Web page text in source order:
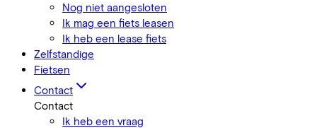
Nog niet aangesloten
Ik mag een fiets leasen
Ik heb een lease fiets
Zelfstandige
Fietsen
Contact
Contact
Ik heb een vraag